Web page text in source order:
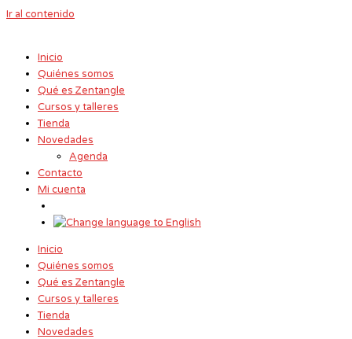
Ir al contenido
Inicio
Quiénes somos
Qué es Zentangle
Cursos y talleres
Tienda
Novedades
Agenda
Contacto
Mi cuenta
Inicio
Quiénes somos
Qué es Zentangle
Cursos y talleres
Tienda
Novedades